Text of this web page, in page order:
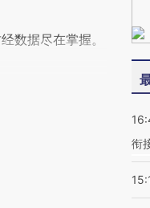
数据尽在掌握。
衔